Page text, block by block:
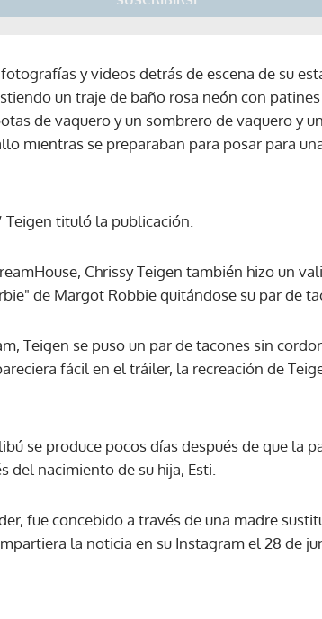
ACEPTAR
y videos detrás de escena de su
un traje de baño rosa neón con
de vaquero y un sombrero de vaquero y
mientras se preparaban para posar para
Teigen tituló la publicación.
Chrissy Teigen también hizo un
de Margot Robbie quitándose su par de
Teigen se puso un par de tacones sin
fácil en el tráiler, la recreación de
se produce pocos días después de que la
del nacimiento de su hija, Esti.
fue concebido a través de una madre
la noticia en su Instagram el 28 de